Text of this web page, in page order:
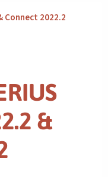
Connect 2022.2
&